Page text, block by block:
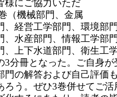
様にご協力いただ
（機械部門、金属
、経営工学部門、環境部
、水産部門、情報工学部
、上下水道部門、衛生工
3分冊となった。ご自身
門の解答および自己評価
ろう。ぜひ3巻併せてご